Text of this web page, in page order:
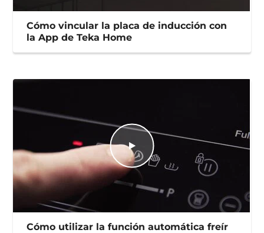
Cómo vincular la placa de inducción con
la App de Teka Home
Cómo utilizar la función automática freír